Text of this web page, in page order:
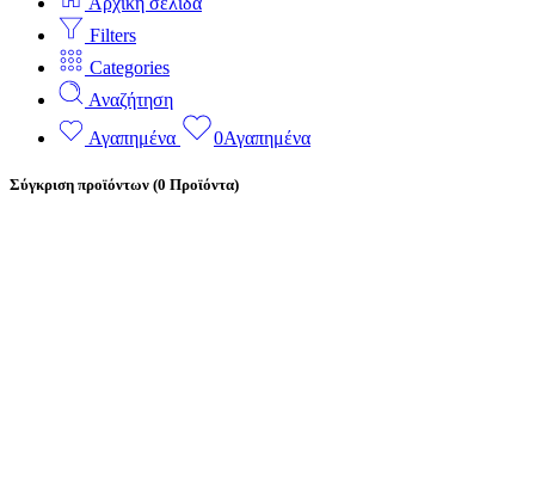
Filters
Categories
Αναζήτηση
Αγαπημένα
0Αγαπημένα
Σύγκριση προϊόντων (0 Προϊόντα)